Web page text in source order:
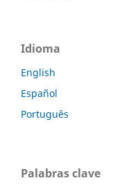
Idioma
English
Español
Português
Palabras clave